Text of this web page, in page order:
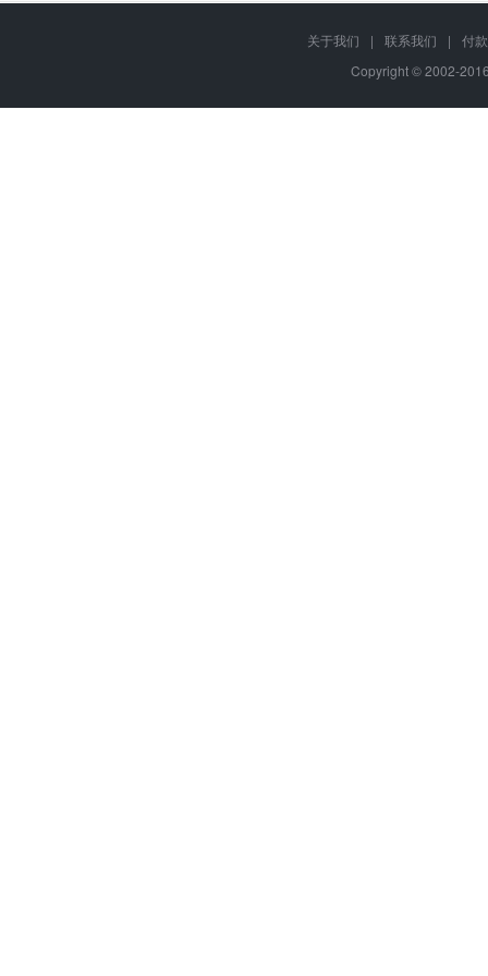
关于我们 | 联系我们 |
付
Copyright © 2002-